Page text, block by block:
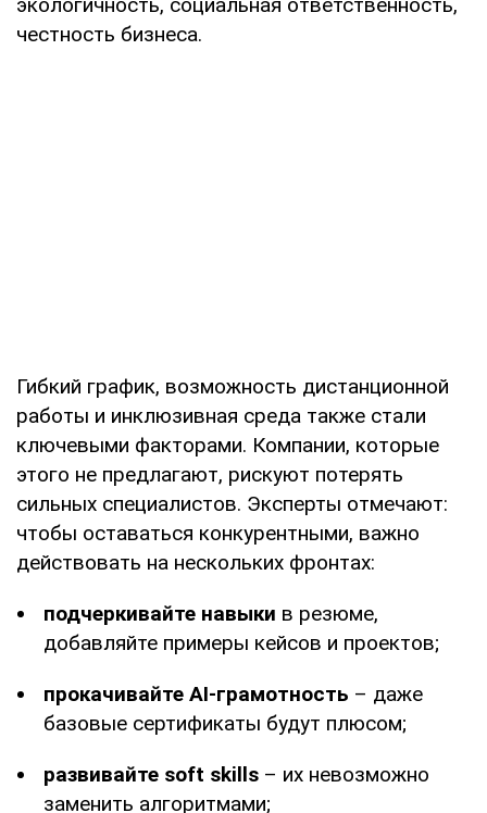
честность бизнеса.
Гибкий график, возможность дистанционной
работы и инклюзивная среда также стали
ключевыми факторами. Компании, которые
этого не предлагают, рискуют потерять
сильных специалистов. Эксперты отмечают:
чтобы оставаться конкурентными, важно
действовать на нескольких фронтах:
подчеркивайте навыки в резюме,
добавляйте примеры кейсов и проектов;
прокачивайте AI-грамотность – даже
базовые сертификаты будут плюсом;
развивайте soft skills – их невозможно
заменить алгоритмами;